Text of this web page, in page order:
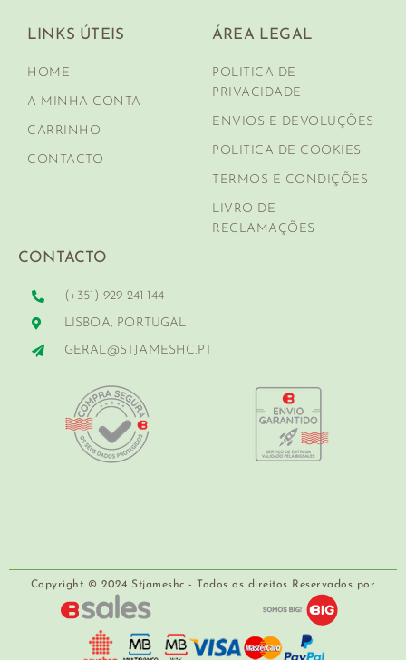
LINKS ÚTEIS
HOME
A MINHA CONTA
CARRINHO
CONTACTO
ÁREA LEGAL
POLITICA DE
PRIVACIDADE
ENVIOS E DEVOLUÇÕES
POLITICA DE COOKIES
TERMOS E CONDIÇÕES
LIVRO DE
RECLAMAÇÕES
CONTACTO
(+351) 929 241 144
LISBOA, PORTUGAL
GERAL@STJAMESHC.PT
Copyright © 2024 Stjameshc - Todos os direitos Reservados por